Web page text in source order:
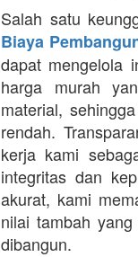
Salah satu
Biaya
dapat mengelola
harga murah
material,
rendah.
kerja kami
integritas dan
akurat, kami
nilai tambah
dibangun.